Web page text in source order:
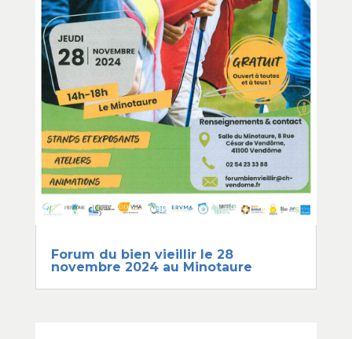
Forum du bien vieillir le 28
novembre 2024 au Minotaure